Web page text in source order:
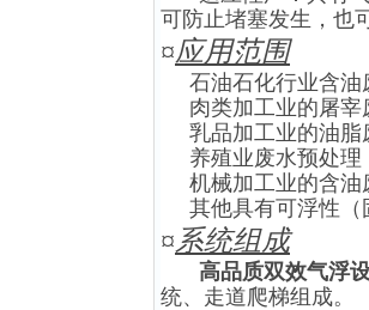
可防止堵塞发生，也
¤应用范围
石油石化行业含油
肉类加工业的屠宰
乳品加工业的油脂
养殖业废水预处理
机械加工业的含油
其他具有可浮性
¤系统组成
高品质双效气浮
统、走道爬梯组成。